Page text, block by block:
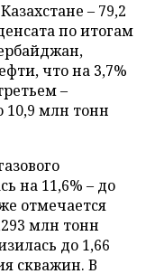
– 79,2
по итогам
что на 3,7%
–
10,9 млн тонн
на 11,6% – до
отмечается
млн тонн
до 1,66
скважин. В